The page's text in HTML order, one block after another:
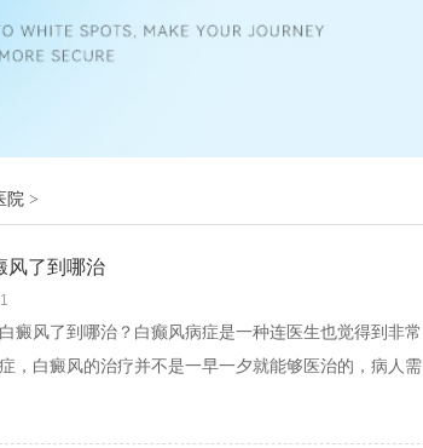
院 >
风了到哪治
风了到哪治？白癫风病症是一种连医生也觉得到非常
，白癜风的治疗并不是一早一夕就能够医治的，病人需